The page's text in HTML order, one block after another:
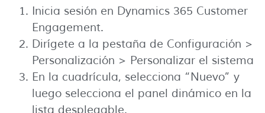
Inicia sesión en Dynamics 365 Customer
Engagement.
Dirígete a la pestaña de Configuración >
Personalización > Personalizar el sistema
En la cuadrícula, selecciona “Nuevo” y
luego selecciona el panel dinámico en la
lista desplegable.